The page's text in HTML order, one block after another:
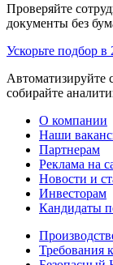
Проверяйте
документы без
Ускорьте подбор в
Автоматизируйте
собирайте
О компании
Наши
Партнерам
Реклама на
Новости и
Инвесторам
Кандидаты
Требования